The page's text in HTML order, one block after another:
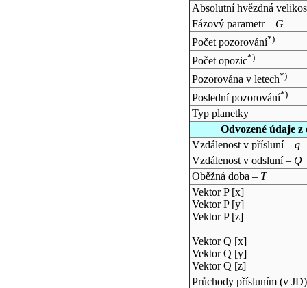
Absolutní hvězdná
Fázový parametr – G
Počet pozorování*)
Počet opozic*)
Pozorována v letech*)
Poslední pozorování*)
Typ planetky
Odvozené údaje
Vzdálenost v přísluní – q
Vzdálenost v odsluní – Q
Oběžná doba – T
Vektor P [x]
Vektor P [y]
Vektor P [z]
Vektor Q [x]
Vektor Q [y]
Vektor Q [z]
Průchody přísluním (v JD)